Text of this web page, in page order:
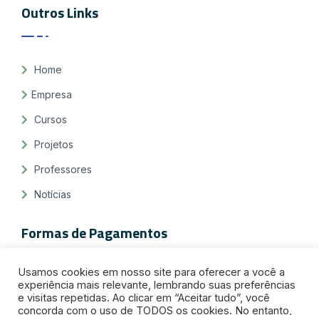
Outros Links
Home
Empresa
Cursos
Projetos
Professores
Notícias
Formas de Pagamentos
Usamos cookies em nosso site para oferecer a você a
experiência mais relevante, lembrando suas preferências
e visitas repetidas. Ao clicar em “Aceitar tudo”, você
concorda com o uso de TODOS os cookies. No entanto,